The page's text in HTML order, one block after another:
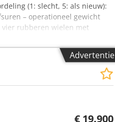
(1: slecht, 5: als nieuw):
– operationeel gewicht
vier rubberen wielen met
trillingen – 2 schrapers per
– multifunctionele
– noodstop –
–
– werklampen voor en achter –
– sjorogen, verzinkt –
Advertentie
€ 19.900